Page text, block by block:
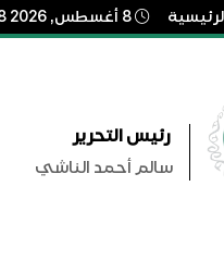
رئيس التحرير
سالم أحمد الناشي